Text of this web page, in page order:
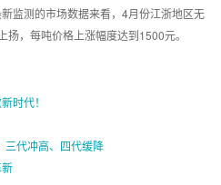
监测的市场数据来看，4月份江浙地区无
，每吨价格上涨幅度达到1500元。
时代！
三代冲高、四代缓降